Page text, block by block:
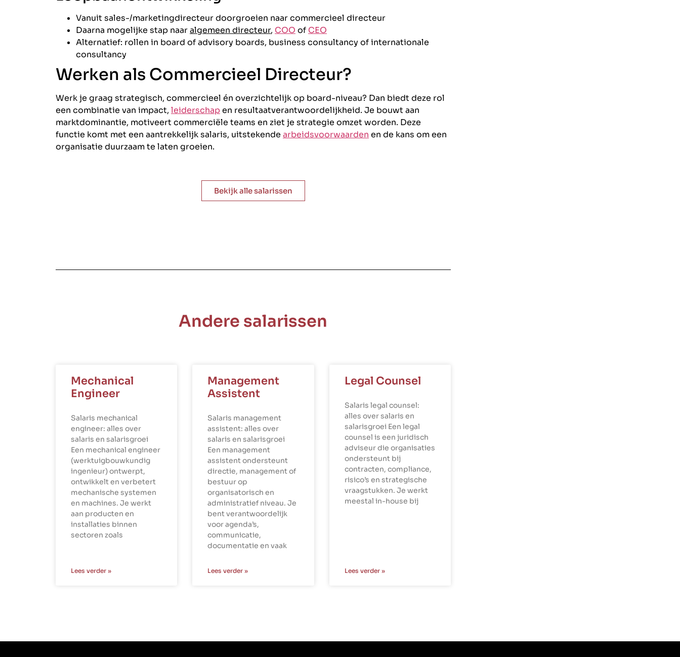
Vanuit sales-/marketingdirecteur doorgroeien naar commercieel directeur
Daarna mogelijke stap naaralgemeen directeur, COO of CEO
Alternatief: rollen in board of advisory boards, business consultancy of internationale
consultancy
Werken als Commercieel Directeur?
Werk je graag strategisch, commercieel én overzichtelijk op board-niveau? Dan biedt deze rol
een combinatie van impact, leiderschapen resultaatverantwoordelijkheid. Je bouwt aan
marktdominantie, motiveert commerciële teams en ziet je strategie omzet worden. Deze
functie komt met een aantrekkelijk salaris, uitstekende arbeidsvoorwaarden en de kans om een
organisatie duurzaam te laten groeien.
Bekijk alle salarissen
Andere salarissen
Mechanical
Engineer
Salaris mechanical
engineer: alles over
salaris en salarisgroei
Een mechanical engineer
(werktuigbouwkundig
ingenieur) ontwerpt,
ontwikkelt en verbetert
mechanische systemen
en machines. Je werkt
aan producten en
installaties binnen
sectoren zoals
Lees verder »
Management
Assistent
Salaris management
assistent: alles over
salaris en salarisgroei
Een management
assistent ondersteunt
directie, management of
bestuur op
organisatorisch en
administratief niveau. Je
bent verantwoordelijk
voor agenda’s,
communicatie,
documentatie en vaak
Lees verder »
Legal Counsel
Salaris legal counsel:
alles over salaris en
salarisgroei Een legal
counsel is een juridisch
adviseur die organisaties
ondersteunt bij
contracten, compliance,
risico’s en strategische
vraagstukken. Je werkt
meestal in-house bij
Lees verder »